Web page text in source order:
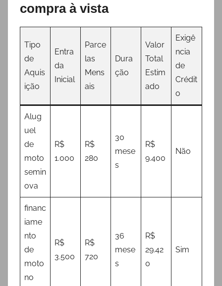
compra à vista
Tipo
de
Aquis
ição
Entra
da
Inicial
Parce
las
Mens
ais
Dura
ção
Valor
Total
Estim
ado
Exigê
ncia
de
Crédit
o
Alug
uel
de
moto
semin
ova
R$
1.000
R$
280
30
mese
s
R$
9.400
Não
financ
iame
nto
de
moto
no
R$
3.500
R$
720
36
mese
s
R$
29.42
0
Sim